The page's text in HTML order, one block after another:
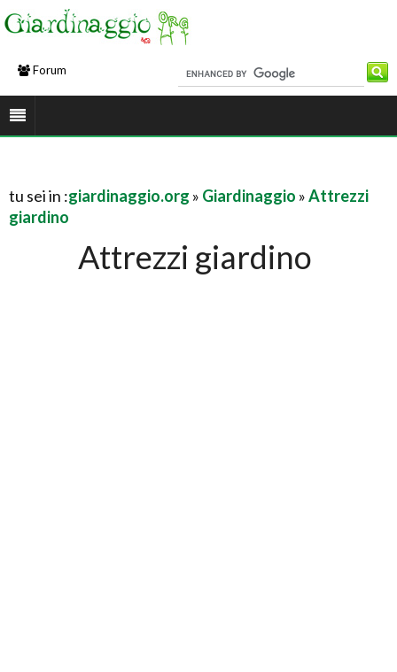
Forum
tu sei in :giardinaggio.org » Giardinaggio »Attrezzi
giardino
Attrezzi giardino